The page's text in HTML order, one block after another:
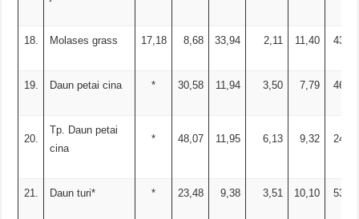
18. Molases grass 17,18 8,68 33,94 2,11 11,40 43,87
19. Daun petai cina * 30,58 11,94 3,50 7,79 46,01
20.
Tp. Daun petai
cina
* 48,07 11,95 6,13 9,32 24,53
21. Daun turi* * 23,48 9,38 3,51 10,10 53,53